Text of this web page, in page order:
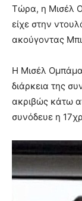
Τώρα, η Μισέλ
είχε στην
ακούγοντας
Η Μισέλ
διάρκεια της
ακριβώς κάτω
συνόδευε η